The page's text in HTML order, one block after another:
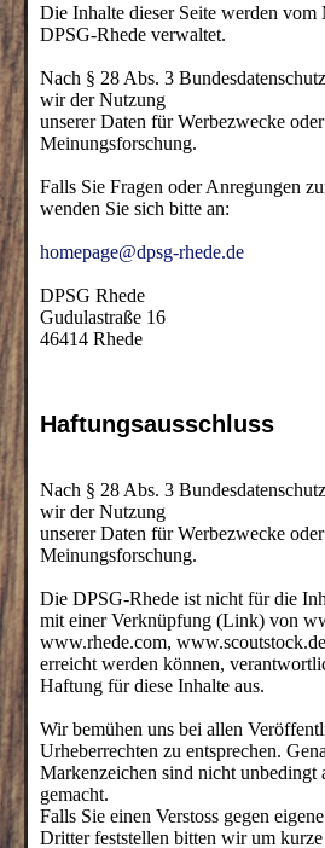
Die Inhalte dieser Seite werden vom
DPSG-Rhede verwaltet.
Nach § 28 Abs. 3
wir der Nutzung
unserer Daten für Werbezwecke
Meinungsforschung.
Falls Sie Fragen oder Anregungen
wenden Sie sich bitte an:
homepage@dpsg-rhede.de
DPSG Rhede
Gudulastraße 16
46414 Rhede
Haftungsausschluss
Nach § 28 Abs. 3
wir der Nutzung
unserer Daten für Werbezwecke
Meinungsforschung.
Die DPSG-Rhede ist nicht für die
mit einer Verknüpfung (Link) von
www.rhede.com,
erreicht werden können,
Haftung für diese Inhalte aus.
Wir bemühen uns bei allen
Urheberrechten zu entsprechen.
Markenzeichen sind nicht unbedingt
gemacht.
Falls Sie einen Verstoss gegen
Dritter feststellen bitten wir um